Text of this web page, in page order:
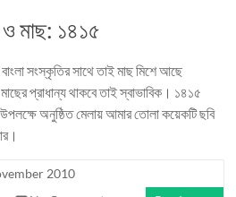
ও মাছ: ১৪১৫
বাংলা সংস্কৃতির সাথে তাই মাছ মিশে আছে
প্রাধান্য থাকবে তাই স্বাভাবিক। ১৪১৫
উপলক্ষে অনুষ্ঠিত মেলায় আমার তোলা কয়েকটি ছবি
2010